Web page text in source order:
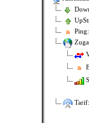
Ping:
Tarif: